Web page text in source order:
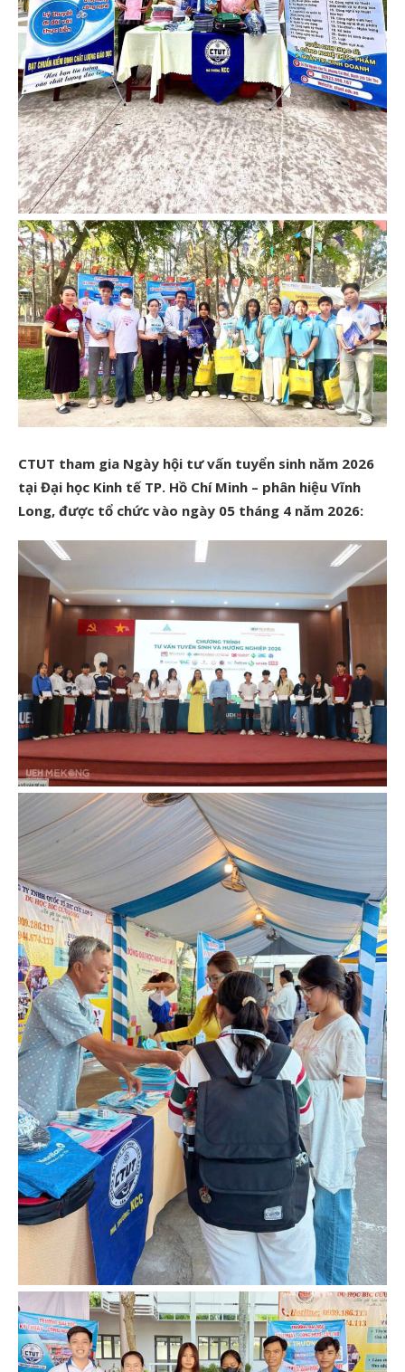
CTUT tham gia Ngày hội tư vấn tuyển sinh năm 2026
tại Đại học Kinh tế TP. Hồ Chí Minh – phân hiệu Vĩnh
Long, được tổ chức vào ngày 05 tháng 4 năm 2026: